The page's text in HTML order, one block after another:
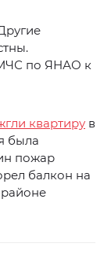
по ЯНАО к
квартиру в
была
пожар
балкон на